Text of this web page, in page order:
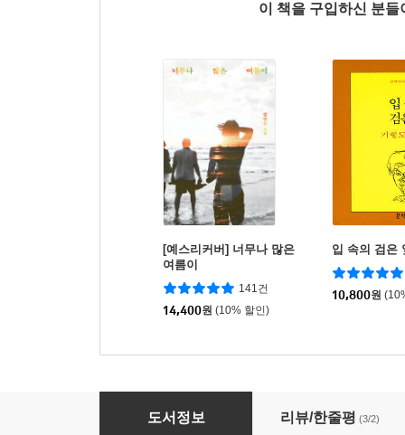
이 책을 구입하신 분
[예스리커버] 너무나 많은
여름이
141건
14,400원 (10% 할인)
입 속의 검은
10,800원
얼룩의 탄생
도서정보 리뷰/한줄평 (3/2)